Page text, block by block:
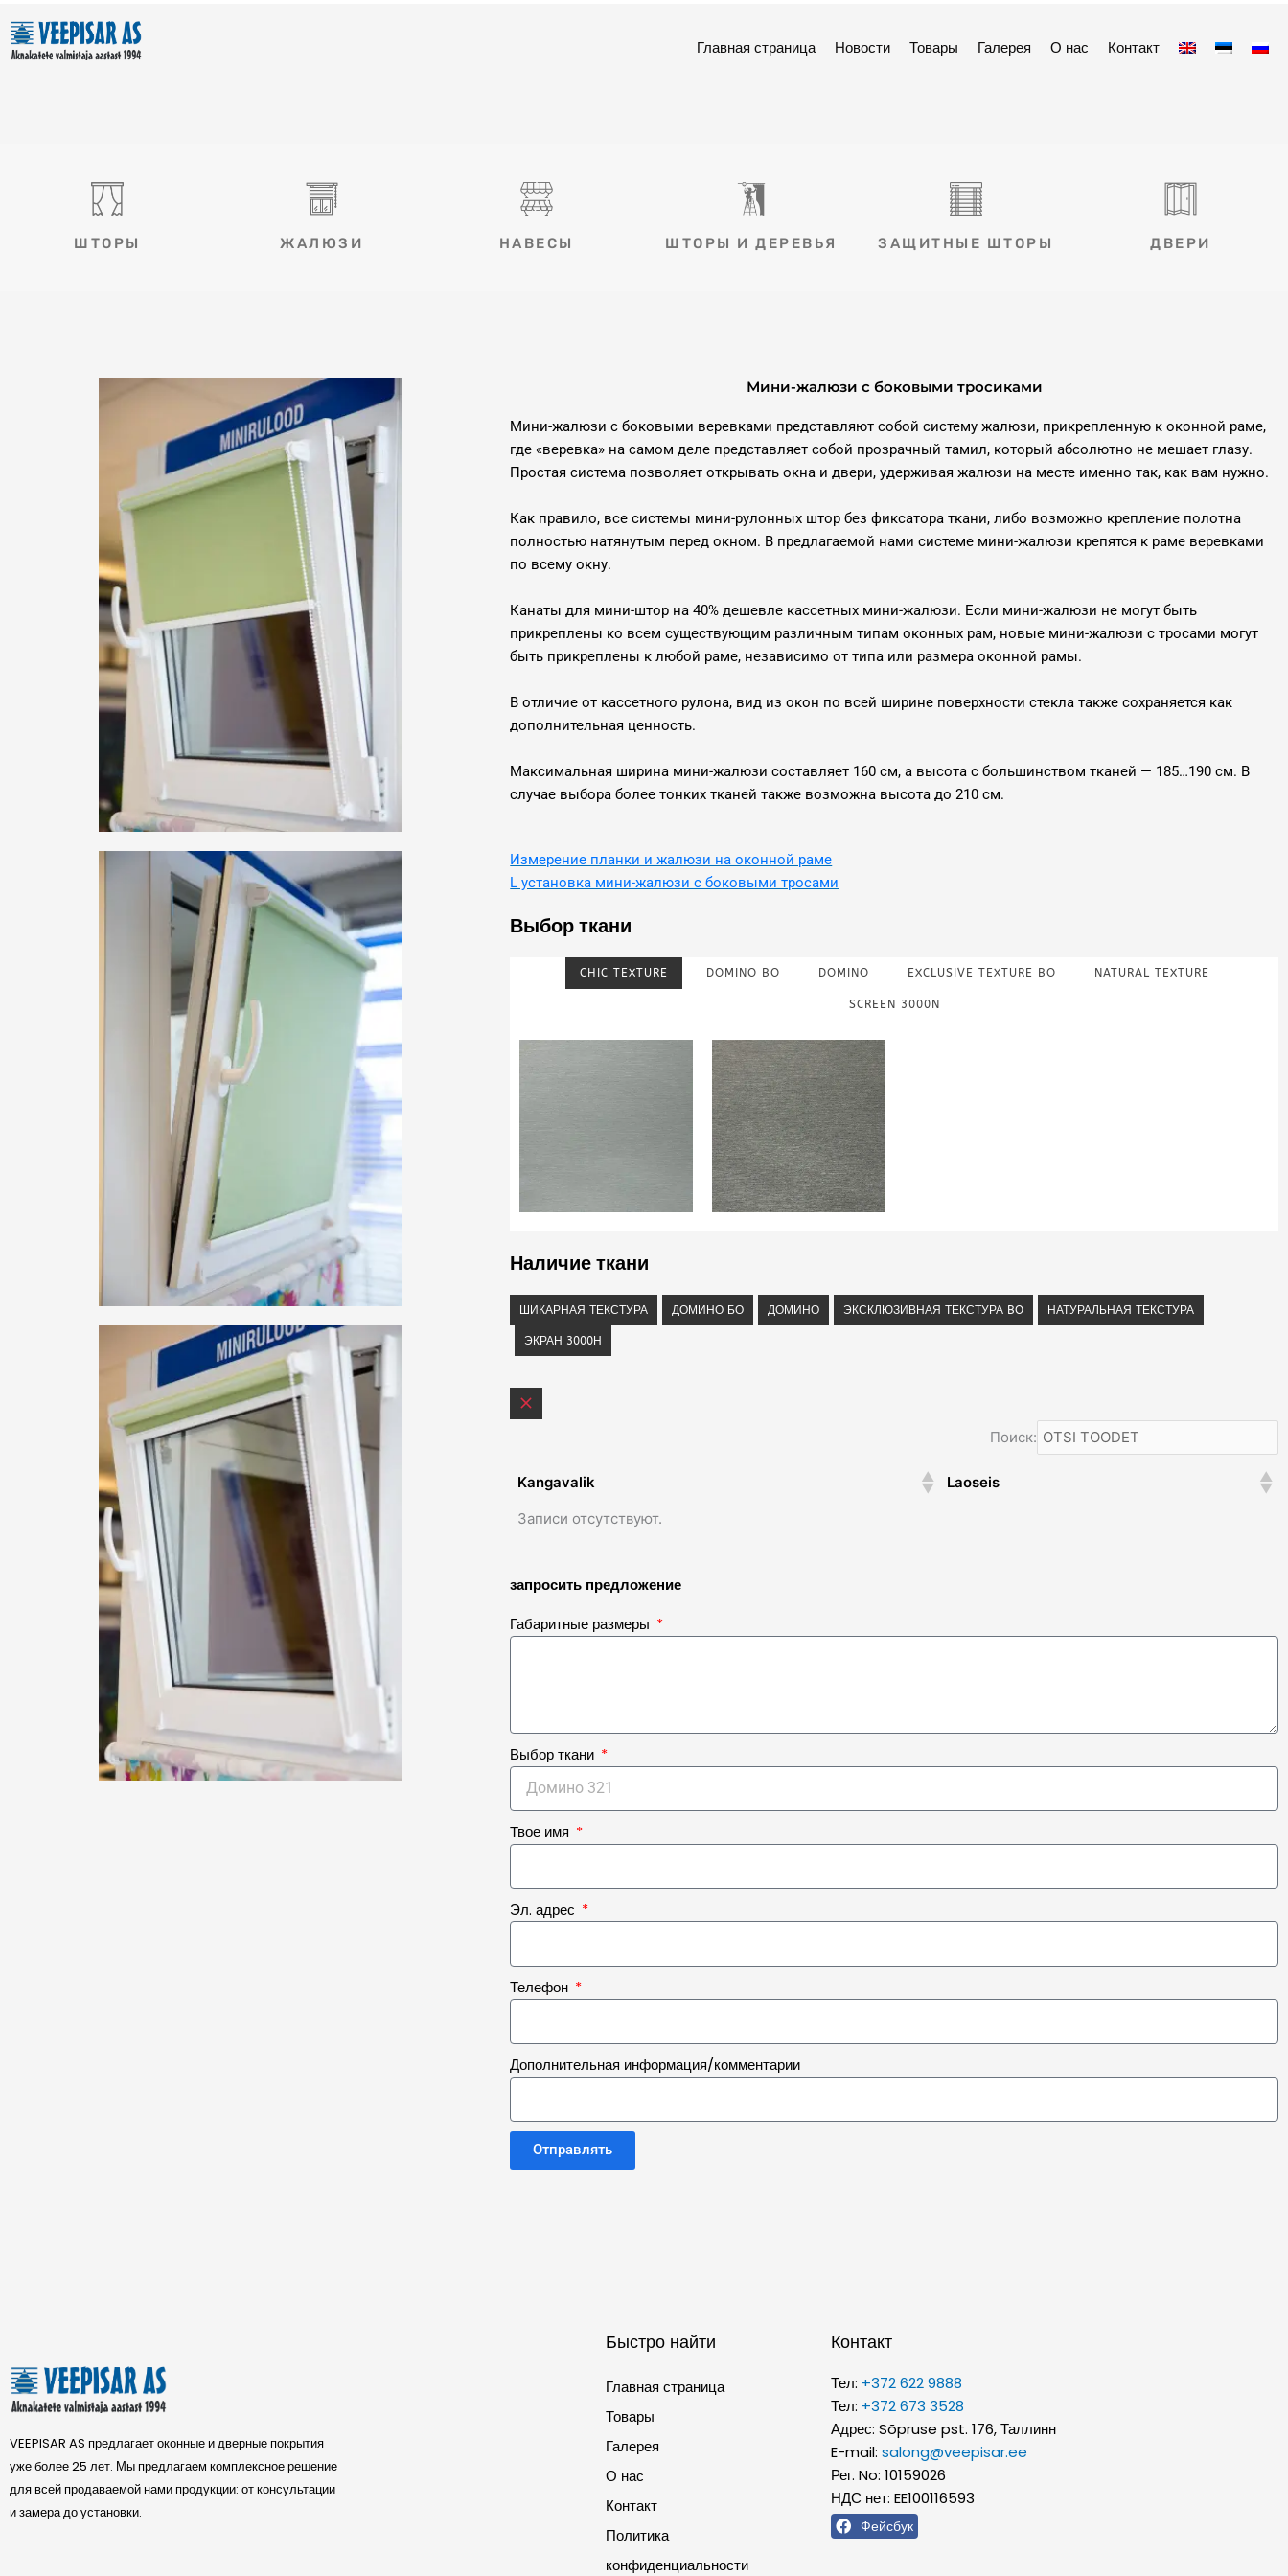
содержимому
Главная страница Новости Товары Галерея О нас Контакт
ШТОРЫ ЖАЛЮЗИ НАВЕСЫ ШТОРЫ И ДЕРЕВЬЯ ЗАЩИТНЫЕ ШТОРЫ ДВЕРИ
Мини-жалюзи с боковыми тросиками
Мини-жалюзи с боковыми веревками представляют собой систему жалюзи, прикрепленную к оконной раме,
где «веревка» на самом деле представляет собой прозрачный тамил, который абсолютно не мешает глазу.
Простая система позволяет открывать окна и двери, удерживая жалюзи на месте именно так, как вам нужно.
Как правило, все системы мини-рулонных штор без фиксатора ткани, либо возможно крепление полотна
полностью натянутым перед окном. В предлагаемой нами системе мини-жалюзи крепятся к раме веревками
по всему окну.
Канаты для мини-штор на 40% дешевле кассетных мини-жалюзи. Если мини-жалюзи не могут быть
прикреплены ко всем существующим различным типам оконных рам, новые мини-жалюзи с тросами могут
быть прикреплены к любой раме, независимо от типа или размера оконной рамы.
В отличие от кассетного рулона, вид из окон по всей ширине поверхности стекла также сохраняется как
дополнительная ценность.
Максимальная ширина мини-жалюзи составляет 160 см, а высота с большинством тканей — 185…190 см. В
случае выбора более тонких тканей также возможна высота до 210 см.
Измерение планки и жалюзи на оконной раме
L установка мини-жалюзи с боковыми тросами
Выбор ткани
CHIC TEXTURE DOMINO BO DOMINO EXCLUSIVE TEXTURE BO NATURAL TEXTURE
SCREEN 3000N
Наличие ткани
ШИКАРНАЯ ТЕКСТУРА ДОМИНО БО ДОМИНО ЭКСКЛЮЗИВНАЯ ТЕКСТУРА BO НАТУРАЛЬНАЯ ТЕКСТУРА
ЭКРАН 3000Н
Поиск:
Kangavalik
Laoseis
Записи отсутствуют.
запросить предложение
Габаритные размеры
Выбор ткани
Твое имя
Эл. адрес
Телефон
Дополнительная информация/комментарии
Отправлять
VEEPISAR AS предлагает оконные и дверные покрытия
уже более 25 лет. Мы предлагаем комплексное решение
для всей продаваемой нами продукции: от консультации
и замера до установки.
Быстро найти
Главная страница
Товары
Галерея
О нас
Контакт
Политика
конфиденциальности
Контакт
Тел: +372 622 9888
Тел: +372 673 3528
Адрес: Sõpruse pst. 176, Таллинн
E-mail:salong@veepisar.ee
Рег. No: 10159026
НДС нет: EE100116593
Фейсбук